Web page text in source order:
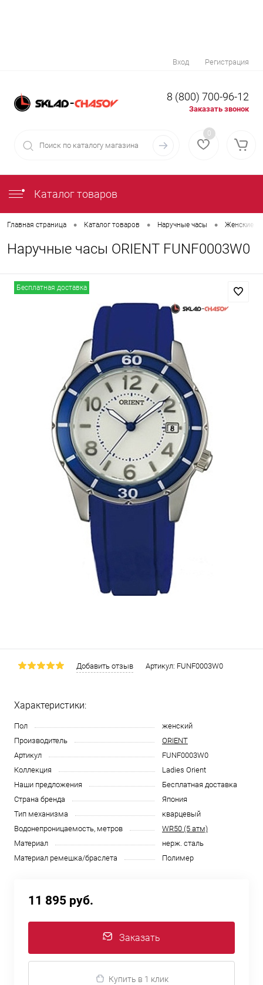
Вход Регистрация
8 (800) 700-96-12
Заказать звонок
0
Каталог товаров
Главная страница • Каталог товаров • Наручные часы • Женские
Наручные часы ORIENT FUNF0003W0
Бесплатная доставка
Добавить отзыв Артикул: FUNF0003W0
Характеристики:
Пол
женский
Производитель
ORIENT
Артикул
FUNF0003W0
Коллекция
Ladies Orient
Наши предложения
Бесплатная доставка
Страна бренда
Япония
Тип механизма
кварцевый
Водонепроницаемость, метров
WR50 (5 атм)
Материал
нерж. сталь
Материал ремешка/браслета
Полимер
11 895 руб.
Заказать
Купить в 1 клик